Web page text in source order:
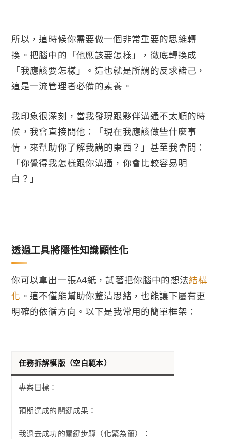
所以，這時候你需要做一個非常重要的思維轉
換。把腦中的「他應該要怎樣」，徹底轉換成
「我應該要怎樣」。這也就是所謂的反求諸己，
這是一流管理者必備的素養。
我印象很深刻，當我發現跟夥伴溝通不太順的時
候，我會直接問他：「現在我應該做些什麼事
情，來幫助你了解我講的東西？」甚至我會問：
「你覺得我怎樣跟你溝通，你會比較容易明
白？」
透過工具將隱性知識顯性化
你可以拿出一張A4紙，試著把你腦中的想法結構
化 。這不僅能幫助你釐清思緒，也能讓下屬有更
明確的依循方向。以下是我常用的簡單框架：
任務拆解模版（空白範本）
專案目標：
預期達成的關鍵成果：
我過去成功的關鍵步驟（化繁為簡）：